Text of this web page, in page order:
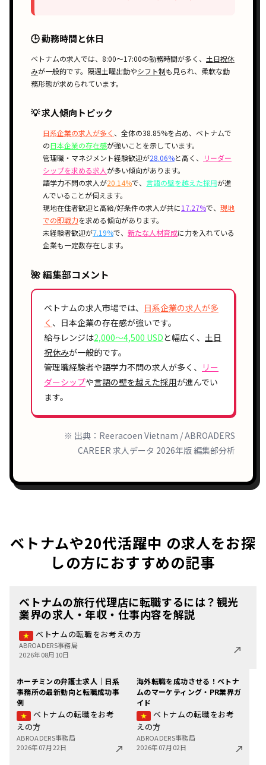
🕒 勤務時間と休日
ベトナムの求人では、 8:00〜17:00の勤務時間が多く、 土日祝休
みが一般的です。 隔週土曜出勤やシフト制も見られ、柔軟な勤
務形態が求められています。
💡 求人傾向トピック
日系企業の求人が多く 、全体の38.85%を占め、ベトナムで
の日本企業の存在感が強いことを示しています。
管理職・マネジメント経験歓迎が28.06%と高く、
リーダー
シップを求める求人が多い傾向があります。
語学力不問の求人が20.14%で、 言語の壁を越えた採用が進
んでいることが伺えます。
現地在住者歓迎と高給/好条件の求人が共に17.27%で、 現地
での即戦力を求める傾向があります。
未経験者歓迎が7.19%で、 新たな人材育成に力を入れている
企業も一定数存在します。
🌺 編集部コメント
ベトナムの求人市場では、 日系企業の求人が多
く 、日本企業の存在感が強いです。
給与レンジは2,000〜4,500 USDと幅広く、 土日
祝休みが一般的です。
管理職経験者や語学力不問の求人が多く、
リー
ダーシップや言語の壁を越えた採用が進んでい
ます。
※ 出典：Reeracoen Vietnam / ABROADERS
CAREER 求人データ 2026年版 編集部分析
ベトナムや20代活躍中 の求人をお探
しの方におすすめの記事
ベトナムの旅行代理店に転職するには？観光
業界の求人・年収・仕事内容を解説
ベトナムの転職をお考えの方
ABROADERS事務局
2026年08月10日
ホーチミンの弁護士求人｜日系
事務所の最新動向と転職成功事
例
ベトナムの転職をお考
えの方
ABROADERS事務局
2026年07月22日
海外転職を成功させる！ベトナ
ムのマーケティング・PR業界ガ
イド
ベトナムの転職をお考
えの方
ABROADERS事務局
2026年07月02日